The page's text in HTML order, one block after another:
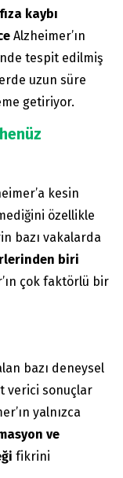
kaybı
Alzheimer’ın
tespit edilmiş
uzun süre
getiriyor.
kesin
özellikle
bazı vakalarda
biri
çok faktörlü bir
bazı deneysel
verici sonuçlar
yalnızca
ve
fikrini